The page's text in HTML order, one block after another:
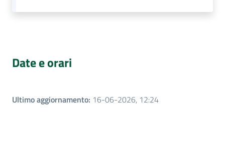
Argomenti
Date e orari
Ultimo aggiornamento: 16-06-2026, 12:24